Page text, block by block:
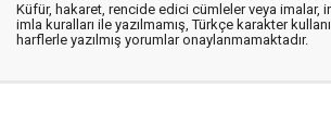
Küfür, hakaret, rencide edici cümleler veya imalar,
imla kuralları ile yazılmamış, Türkçe karakter
harflerle yazılmış yorumlar onaylanmamaktadır.